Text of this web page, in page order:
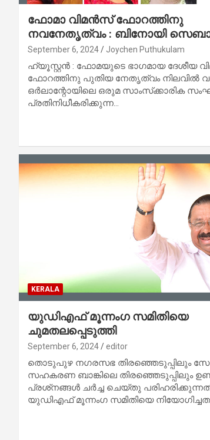
ഫോമാ വിമന്‍സ് ഫോറത്തിനു
നവനേതൃത്വം : ബിനോയി
September 6, 2024 Joychen Puthukulam
ഹ്യൂസ്റ്റന്‍ : ഫോമയുടെ ഭാഗമായ ദേശീയ
ഫോറത്തിനു പുതിയ നേതൃത്വം നിലവില്‍
ഒര്‍ലാന്റോയിലെ ഒരുമ സാംസ്‌ക്കാരിക
പ്രതിനിധീകരിക്കുന്ന…
KERALA
യുഡിഎഫ് മൂന്നംഗ സമിതിയെ
ചുമതലപ്പെടുത്തി
September 6, 2024 editor
തൊടുപുഴ നഗരസഭ തിരഞ്ഞെടുപ്പിലും
സഹകരണ ബാങ്കിലെ തിരഞ്ഞെടുപ്പിലും
പ്രശ്‌നങ്ങള്‍ ചര്‍ച്ച ചെയ്തു
യുഡിഎഫ് മൂന്നംഗ സമിതിയെ